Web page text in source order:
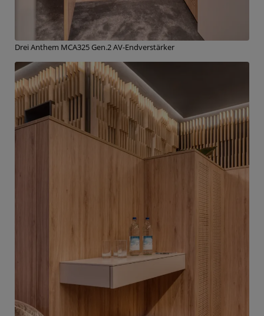
Drei Anthem MCA325 Gen.2 AV-Endverstärker